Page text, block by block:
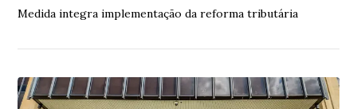
Medida integra implementação da reforma tributária